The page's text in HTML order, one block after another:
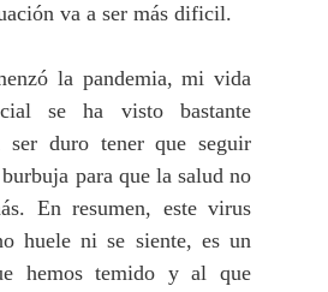
va a ser más dificil.
la pandemia, mi vida
se ha visto bastante
ser duro tener que seguir
para que la salud no
En resumen, este virus
huele ni se siente, es un
hemos temido y al que